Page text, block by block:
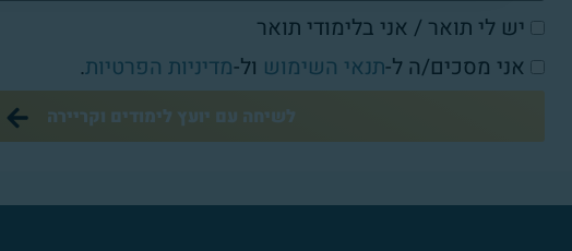
יש לי תואר / אני בלימודי תואר
אני מסכים/ה ל-תנאי השימוש ול-מדיניות הפרטיות.
לשיחה עם יועץ לימודים וקריירה